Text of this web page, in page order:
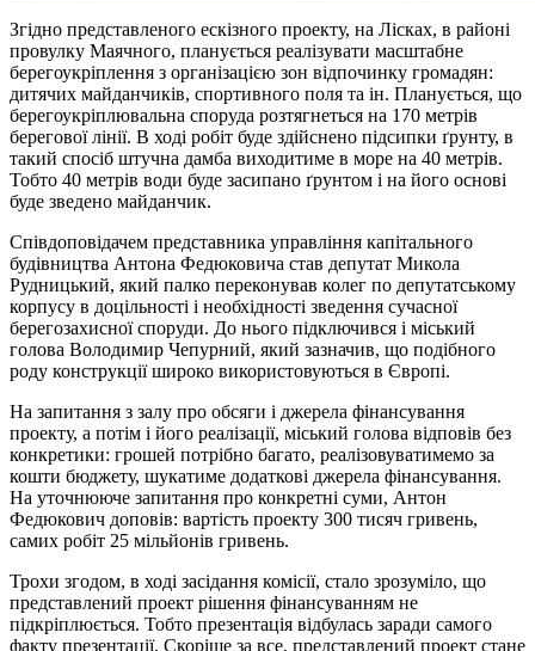
Згідно представленого ескізного проекту, на Лісках, в районі
провулку Маячного, планується реалізувати масштабне
берегоукріплення з організацією зон відпочинку громадян:
дитячих майданчиків, спортивного поля та ін. Планується, що
берегоукріплювальна споруда розтягнеться на 170 метрів
берегової лінії. В ході робіт буде здійснено підсипки ґрунту, в
такий спосіб штучна дамба виходитиме в море на 40 метрів.
Тобто 40 метрів води буде засипано ґрунтом і на його основі
буде зведено майданчик.
Співдоповідачем представника управління капітального
будівництва Антона Федюковича став депутат Микола
Рудницький, який палко переконував колег по депутатському
корпусу в доцільності і необхідності зведення сучасної
берегозахисної споруди. До нього підключився і міський
голова Володимир Чепурний, який зазначив, що подібного
роду конструкції широко використовуються в Європі.
На запитання з залу про обсяги і джерела фінансування
проекту, а потім і його реалізації, міський голова відповів без
конкретики: грошей потрібно багато, реалізовуватимемо за
кошти бюджету, шукатиме додаткові джерела фінансування.
На уточнююче запитання про конкретні суми, Антон
Федюкович доповів: вартість проекту 300 тисяч гривень,
самих робіт 25 мільйонів гривень.
Трохи згодом, в ході засідання комісії, стало зрозуміло, що
представлений проект рішення фінансуванням не
підкріплюється. Тобто презентація відбулась заради самого
факту презентації. Скоріше за все, представлений проект стане